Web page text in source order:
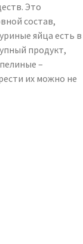
Это
состав,
яйца есть в
продукт,
–
их можно не